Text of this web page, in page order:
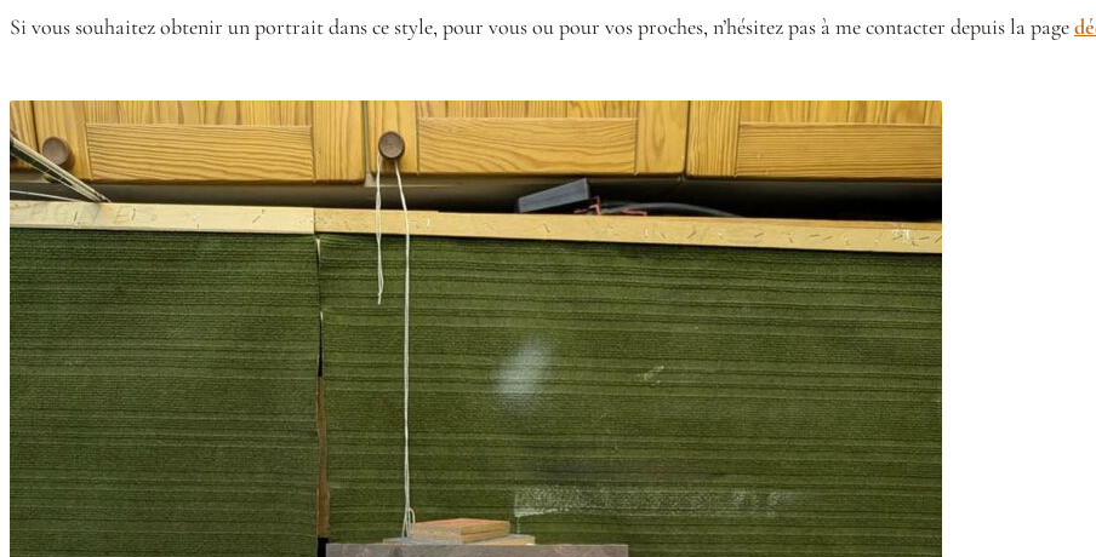
Si vous souhaitez obtenir un portrait dans ce style, pour vous ou pour vos proches, n’hésitez pas à me contacter depuis la page